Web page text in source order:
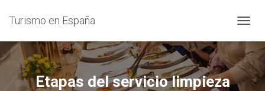
Turismo en España
A
M
B
Etapas del servicio limpieza